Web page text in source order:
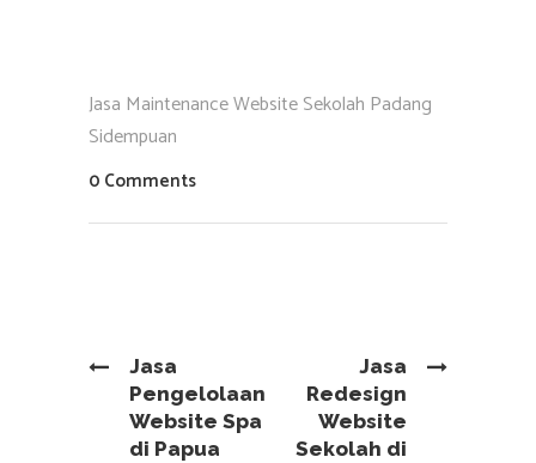
Jasa Maintenance Website Sekolah Padang
Sidempuan
0 Comments
Jasa
Pengelolaan
Website Spa
di Papua
Jasa
Redesign
Website
Sekolah di